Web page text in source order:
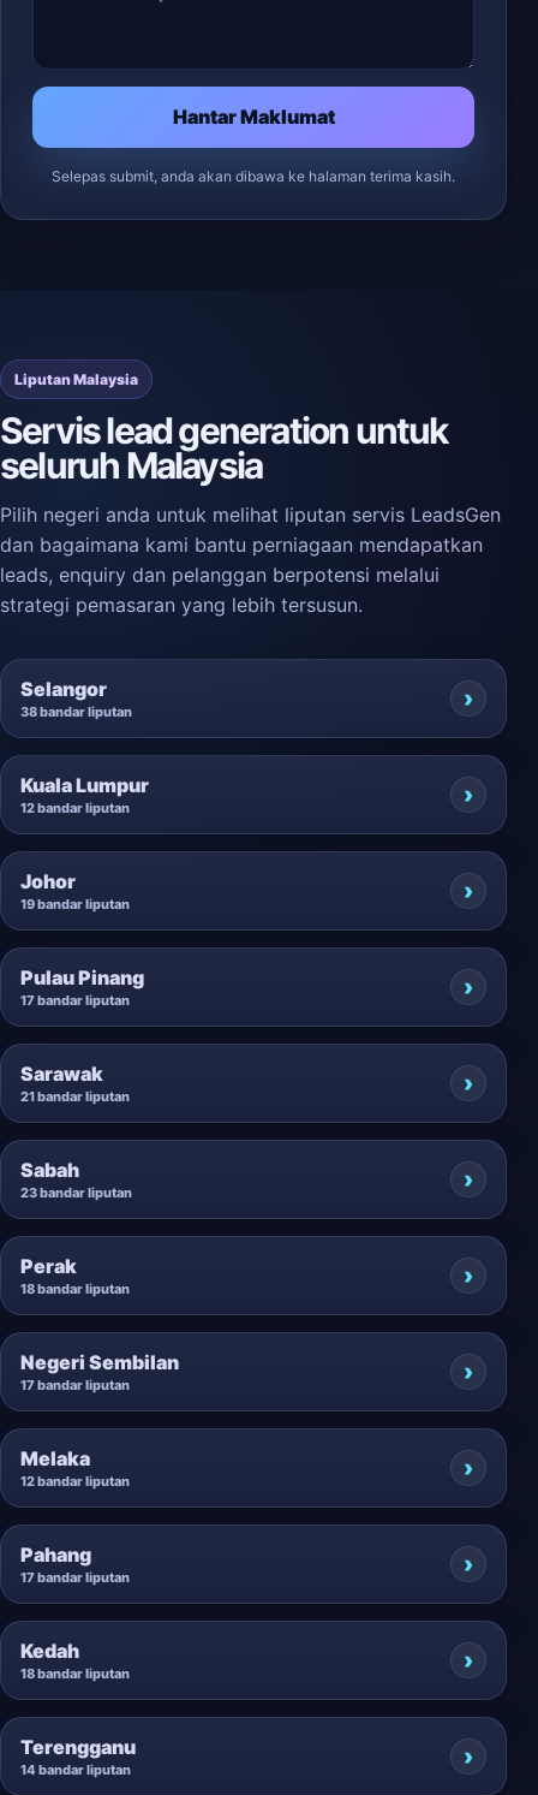
Hantar Maklumat
Selepas submit, anda akan dibawa ke halaman terima kasih.
Liputan Malaysia
Servis lead generation untuk
seluruh Malaysia
Pilih negeri anda untuk melihat liputan servis LeadsGen
dan bagaimana kami bantu perniagaan mendapatkan
leads, enquiry dan pelanggan berpotensi melalui
strategi pemasaran yang lebih tersusun.
Selangor
38 bandar liputan
Kuala Lumpur
12 bandar liputan
Johor
19 bandar liputan
Pulau Pinang
17 bandar liputan
Sarawak
21 bandar liputan
Sabah
23 bandar liputan
Perak
18 bandar liputan
Negeri Sembilan
17 bandar liputan
Melaka
12 bandar liputan
Pahang
17 bandar liputan
Kedah
18 bandar liputan
Terengganu
14 bandar liputan